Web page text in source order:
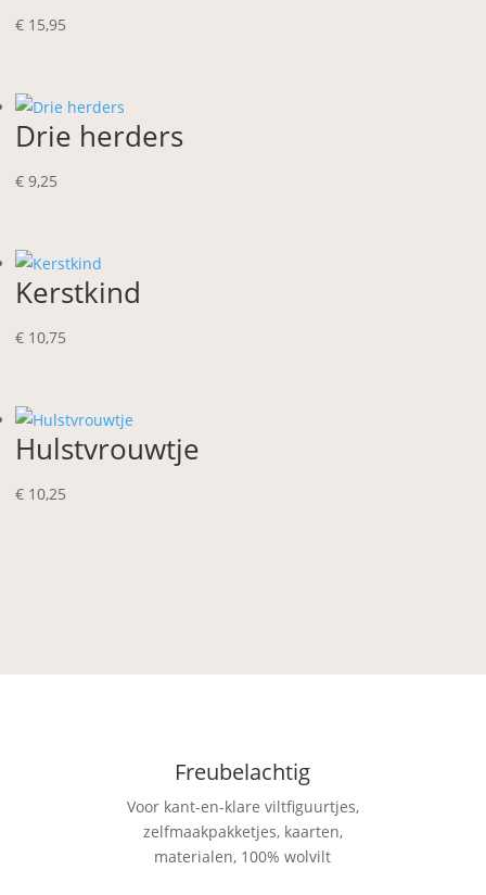
€ 15,95
Drie herders
€ 9,25
Kerstkind
€ 10,75
Hulstvrouwtje
€ 10,25
Freubelachtig
Voor kant-en-klare viltfiguurtjes,
zelfmaakpakketjes, kaarten,
materialen, 100% wolvilt